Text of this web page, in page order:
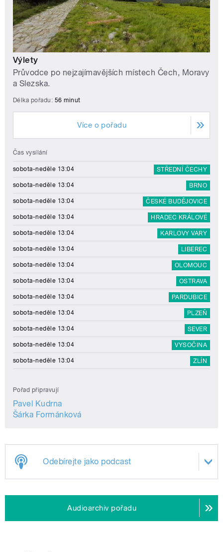
Výlety
Průvodce po nejzajímavějších místech Čech, Moravy
a Slezska.
Délka pořadu: 56 minut
Více o pořadu
Čas vysílání
sobota-neděle 13:04 STŘEDNÍ ČECHY
sobota-neděle 13:04 BRNO
sobota-neděle 13:04 ČESKÉ BUDĚJOVICE
sobota-neděle 13:04 HRADEC KRÁLOVÉ
sobota-neděle 13:04 KARLOVY VARY
sobota-neděle 13:04 LIBEREC
sobota-neděle 13:04 OLOMOUC
sobota-neděle 13:04 OSTRAVA
sobota-neděle 13:04 PARDUBICE
sobota-neděle 13:04 PLZEŇ
sobota-neděle 13:04 SEVER
sobota-neděle 13:04 VYSOČINA
sobota-neděle 13:04 ZLÍN
Pořad připravují
Pavel Kudrna
Šárka Formánková
Odebírejte jako podcast
Audioarchiv pořadu